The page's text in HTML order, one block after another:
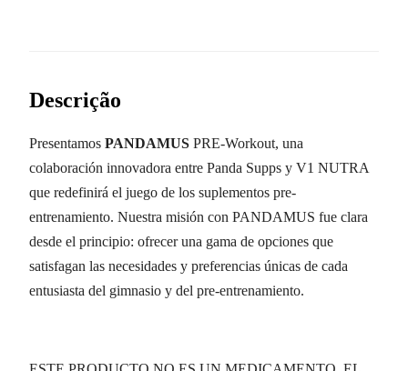
Descrição
Presentamos PANDAMUS PRE-Workout, una
colaboración innovadora entre Panda Supps y V1 NUTRA
que redefinirá el juego de los suplementos pre-
entrenamiento. Nuestra misión con PANDAMUS fue clara
desde el principio: ofrecer una gama de opciones que
satisfagan las necesidades y preferencias únicas de cada
entusiasta del gimnasio y del pre-entrenamiento.